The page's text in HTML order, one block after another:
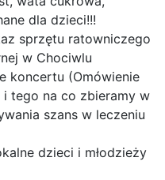
dla dzieci!!!
sprzętu ratowniczego
w Chociwlu
koncertu (Omówienie
tego na co zbieramy w
szans w leczeniu
dzieci i młodzieży